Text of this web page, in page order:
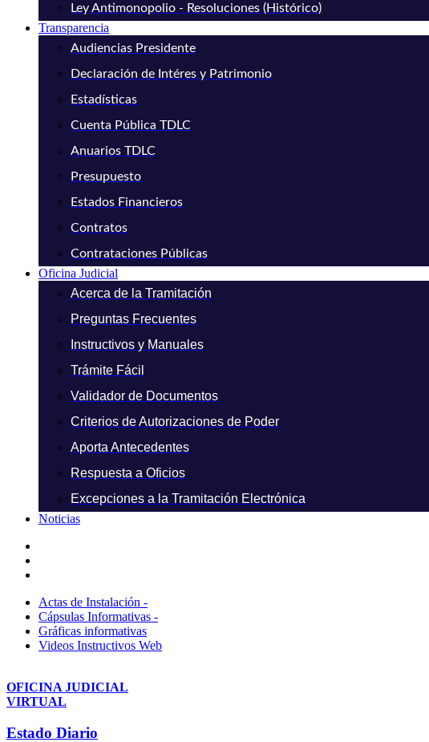
Ley Antimonopolio - Resoluciones (Histórico)
Transparencia
Audiencias Presidente
Declaración de Intéres y Patrimonio
Estadísticas
Cuenta Pública TDLC
Anuarios TDLC
Presupuesto
Estados Financieros
Contratos
Contrataciones Públicas
Oficina Judicial
Acerca de la Tramitación
Preguntas Frecuentes
Instructivos y Manuales
Trámite Fácil
Validador de Documentos
Criterios de Autorizaciones de Poder
Aporta Antecedentes
Respuesta a Oficios
Excepciones a la Tramitación Electrónica
Noticias
Actas de Instalación -
Cápsulas Informativas -
Gráficas informativas
Videos Instructivos Web
OFICINA JUDICIAL
VIRTUAL
Estado Diario